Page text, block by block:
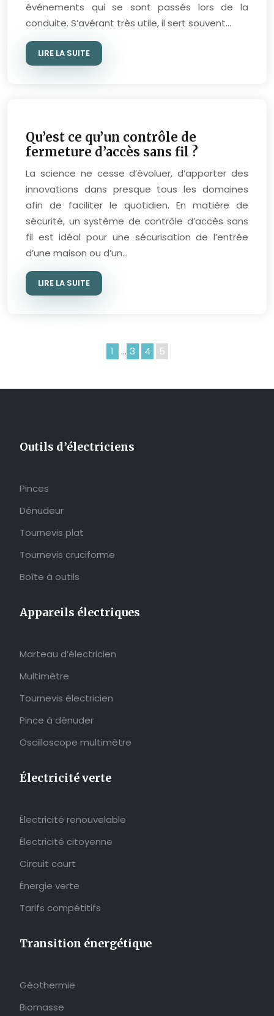
événements qui se sont passés lors de la
conduite. S’avérant très utile, il sert souvent…
LIRE LA SUITE
Qu’est ce qu’un contrôle de
fermeture d’accès sans fil ?
La science ne cesse d’évoluer, d’apporter des
innovations dans presque tous les domaines
afin de faciliter le quotidien. En matière de
sécurité, un système de contrôle d’accès sans
fil est idéal pour une sécurisation de l’entrée
d’une maison ou d’un…
LIRE LA SUITE
1 … 3 4 5
Outils d’électriciens
Pinces
Dénudeur
Tournevis plat
Tournevis cruciforme
Boîte à outils
Appareils électriques
Marteau d’électricien
Multimètre
Tournevis électricien
Pince à dénuder
Oscilloscope multimètre
Électricité verte
Électricité renouvelable
Électricité citoyenne
Circuit court
Énergie verte
Tarifs compétitifs
Transition énergétique
Géothermie
Biomasse